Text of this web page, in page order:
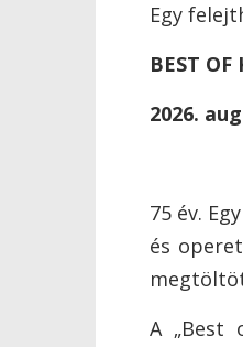
Egy
BEST OF
2026.
75 év.
és
A „Best